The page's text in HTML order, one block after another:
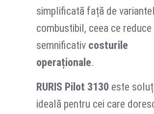
simplificată față de
combustibil, ceea ce reduce
semnificativ costurile
operaționale.
RURIS Pilot 3130 este
ideală pentru cei care